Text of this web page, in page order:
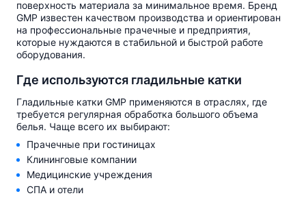
поверхность материала за минимальное время. Бренд
GMP известен качеством производства и ориентирован
на профессиональные прачечные и предприятия,
которые нуждаются в стабильной и быст​рой работе
оборудования.
Где используются гладильные катки
Гладильные катки GMP применяются в отраслях, где
требуется регулярная обработка большого объема
белья. Чаще всего их выбирают:
Прачечные при гостиницах
Клининговые компании
Медицинские учреждения
СПА и отели